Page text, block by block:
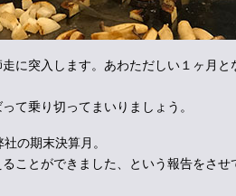
に突入します。あわただしい１ヶ月と
て乗り切ってまいりましょう。
の期末決算月。
ことができました、という報告をさせ